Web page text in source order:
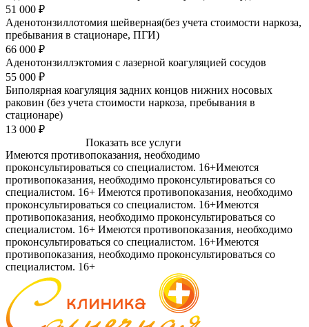
51 000 ₽
Аденотонзиллотомия шейверная(без учета стоимости наркоза,
пребывания в стационаре, ПГИ)
66 000 ₽
Аденотонзиллэктомия с лазерной коагуляцией сосудов
55 000 ₽
Биполярная коагуляция задних концов нижних носовых
раковин (без учета стоимости наркоза, пребывания в
стационаре)
13 000 ₽
Показать все услуги
Имеются противопоказания, необходимо
проконсультироваться со специалистом. 16+Имеются
противопоказания, необходимо проконсультироваться со
специалистом. 16+ Имеются противопоказания, необходимо
проконсультироваться со специалистом. 16+Имеются
противопоказания, необходимо проконсультироваться со
специалистом. 16+ Имеются противопоказания, необходимо
проконсультироваться со специалистом. 16+Имеются
противопоказания, необходимо проконсультироваться со
специалистом. 16+